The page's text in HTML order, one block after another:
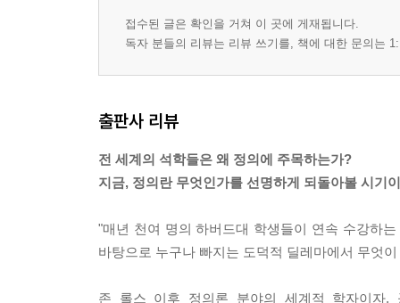
접수된 글은 확인을 거쳐 이 곳에 게재됩니다.
독자 분들의 리뷰는 리뷰 쓰기를, 책에 대한 문의는
출판사 리뷰
전 세계의 석학들은 왜 정의에 주목하는가?
지금, 정의란 무엇인가를 선명하게 되돌아볼 시기
"매년 천여 명의 하버드대 학생들이 연속 수강하
바탕으로 누구나 빠지는 도덕적 딜레마에서 무엇
존 롤스 이후 정의론 분야의 세계적 학자이자,